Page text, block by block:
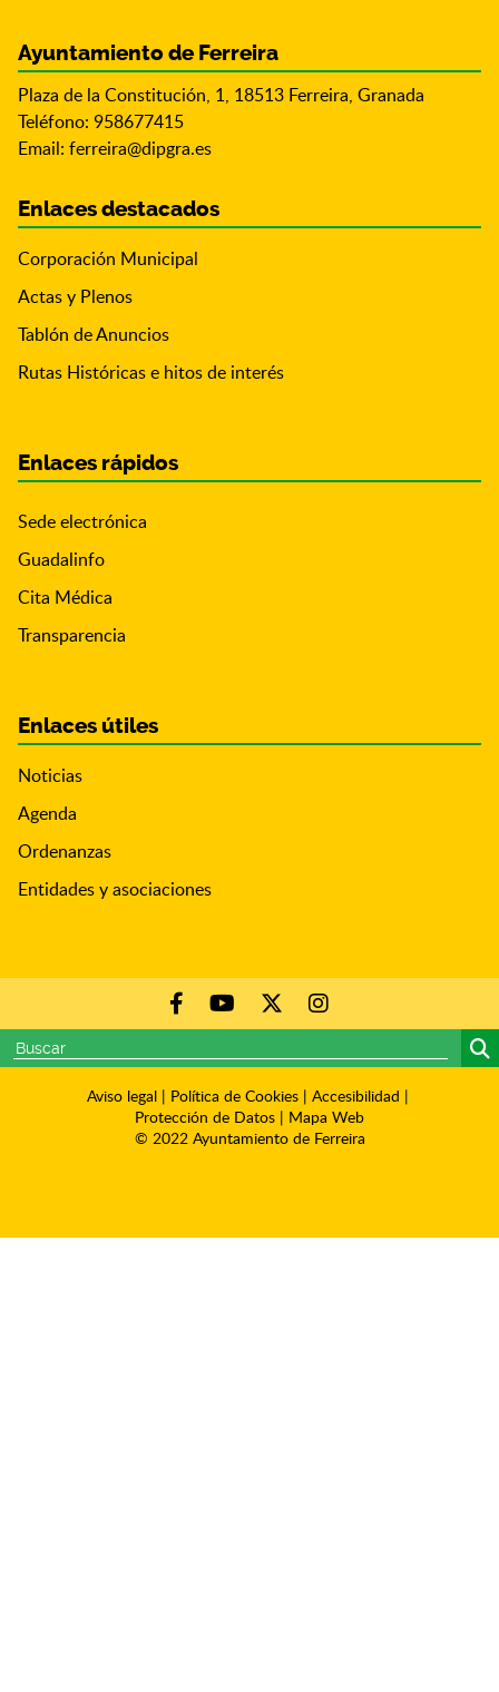
Ayuntamiento de Ferreira
Plaza de la Constitución, 1, 18513 Ferreira, Granada
Teléfono: 958677415
Email: ferreira@dipgra.es
Enlaces destacados
Corporación Municipal
Actas y Plenos
Tablón de Anuncios
Rutas Históricas e hitos de interés
Enlaces rápidos
Sede electrónica
Guadalinfo
Cita Médica
Transparencia
Enlaces útiles
Noticias
Agenda
Ordenanzas
Entidades y asociaciones
© 2022 Ayuntamiento de Ferreira
Aviso legal | Política de Cookies | Accesibilidad |
Protección de Datos | Mapa Web